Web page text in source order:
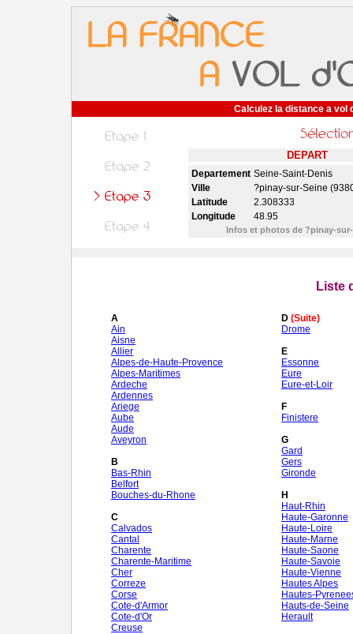
Calculez la distance a vol
DEPART
Departement Seine-Saint-Denis
Ville
?pinay-sur-Seine
Latitude
2.308333
Longitude
48.95
Infos et photos de ?pinay-
Liste
A
Ain
Aisne
Allier
Alpes-de-Haute-Provence
Alpes-Maritimes
Ardeche
Ardennes
Ariege
Aube
Aude
Aveyron
B
Bas-Rhin
Belfort
Bouches-du-Rhone
C
Calvados
Cantal
Charente
Charente-Maritime
Cher
Correze
Corse
Cote-d'Armor
Cote-d'Or
Creuse
D (Suite)
Drome
E
Essonne
Eure
Eure-et-Loir
F
Finistere
G
Gard
Gers
Gironde
H
Haut-Rhin
Haute-Garonne
Haute-Loire
Haute-Marne
Haute-Saone
Haute-Savoie
Haute-Vienne
Hautes Alpes
Hautes-
Hauts-de-Seine
Herault